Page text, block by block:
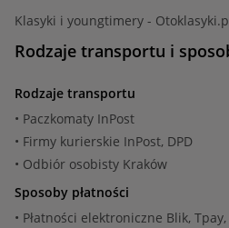
Klasyki i youngtimery -
Rodzaje transportu i
Rodzaje transportu
• Paczkomaty InPost
• Firmy kurierskie InPost, DPD
• Odbiór osobisty Kraków
Sposoby płatności
• Płatności elektroniczne Blik, Tpay,